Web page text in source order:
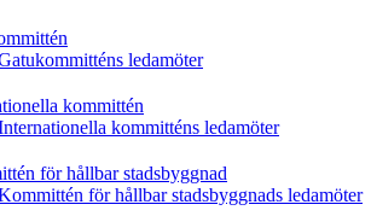
ledamöter
kommittén
kommitténs ledamöter
för hållbar stadsbyggnad
för hållbar stadsbyggnads ledamöter